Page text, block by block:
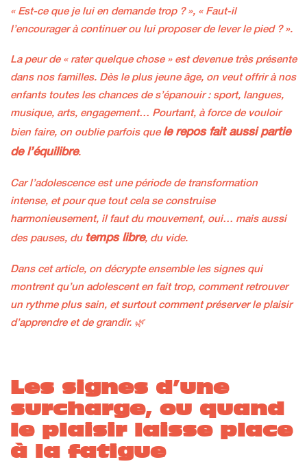
« Est-ce que je lui en demande trop ? », « Faut-il
l’encourager à continuer ou lui proposer de lever le pied ? ».
La peur de « rater quelque chose » est devenue très présente
dans nos familles. Dès le plus jeune âge, on veut offrir à nos
enfants toutes les chances de s’épanouir : sport, langues,
musique, arts, engagement… Pourtant, à force de vouloir
bien faire, on oublie parfois que le repos fait aussi partie
de l’équilibre.
Car l’adolescence est une période de transformation
intense, et pour que tout cela se construise
harmonieusement, il faut du mouvement, oui… mais aussi
des pauses, du temps libre, du vide.
Dans cet article, on décrypte ensemble les signes qui
montrent qu’un adolescent en fait trop, comment retrouver
un rythme plus sain, et surtout comment préserver le plaisir
d’apprendre et de grandir. 🌿
Les signes d’une
surcharge, ou quand
le plaisir laisse place
à la fatigue